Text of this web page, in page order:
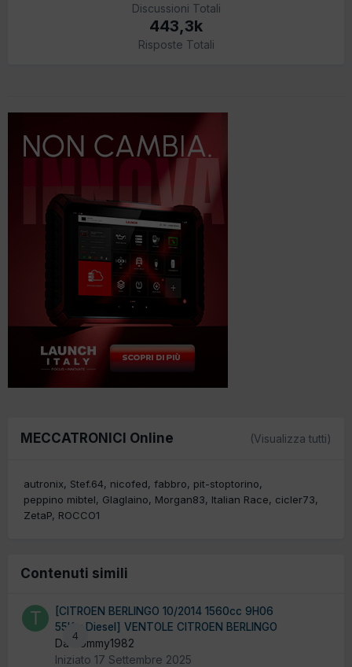
Discussioni Totali
443,3k
Risposte Totali
MECCATRONICI Online (Visualizza tutti)
autronix Stef.64 nicofed fabbro
pit-stoptorino
peppino mibtel
Glaglaino Morgan83 Italian Race
cicler73
ZetaP ROCCO1
Contenuti simili
4
[CITROEN BERLINGO 10/2014 1560cc 9H06
55Kw Diesel] VENTOLE CITROEN BERLINGO
Da Tommy1982
Iniziato 17 Settembre 2025